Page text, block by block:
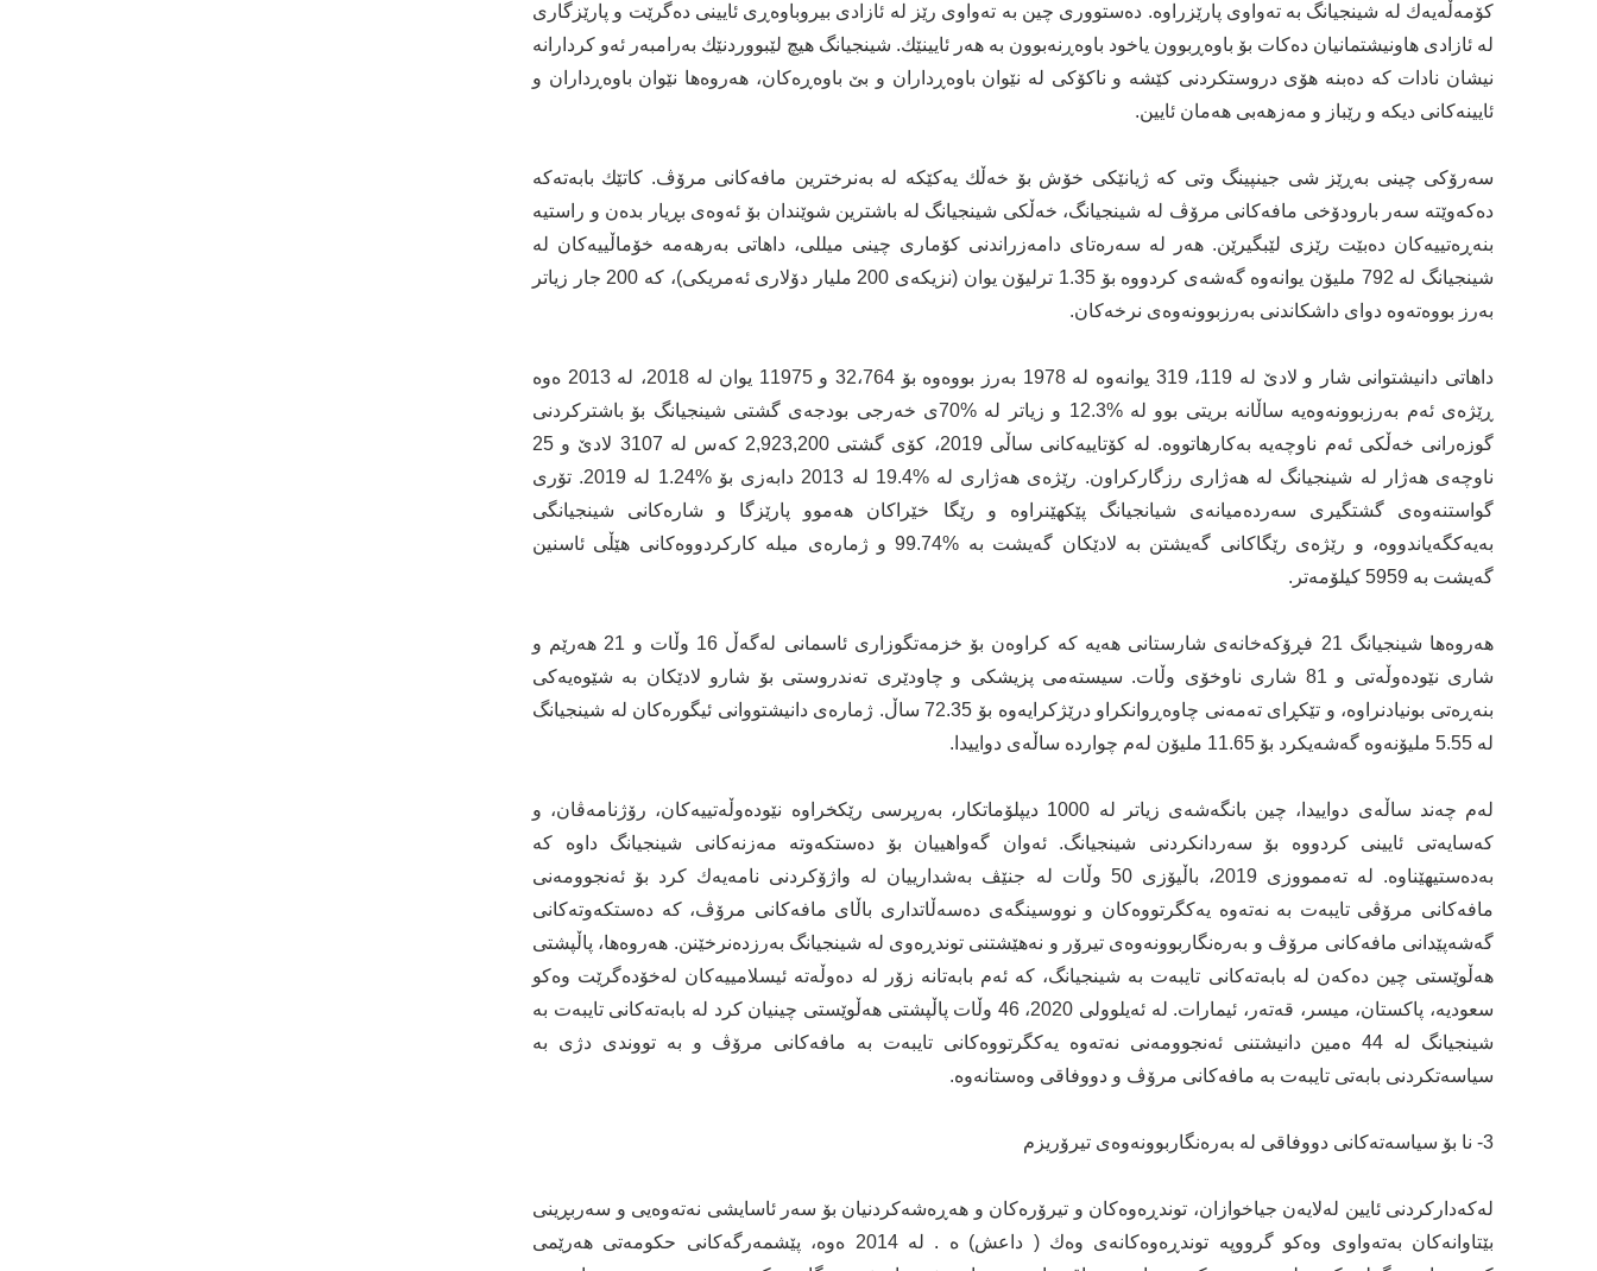
كۆمه‌ڵه‌یه‌ك له‌ شینجیانگ به‌ ته‌واوی پارێزراوه‌. ده‌ستووری چین به‌ ته‌واوی رێز له‌ ئازادی بیروباوه‌ڕی ئایینی ده‌گرێت و پارێزگاری
له‌ ئازادی هاونیشتمانیان ده‌كات بۆ باوه‌ڕبوون یاخود باوه‌ڕنه‌بوون به‌ هه‌ر ئایینێك. شینجیانگ هیچ لێبووردنێك به‌رامبه‌ر ئه‌و كردارانه‌
نیشان نادات كه‌ ده‌بنه‌ هۆی دروستكردنی كێشه‌ و ناكۆكی له‌ نێوان باوه‌ڕداران و بێ باوه‌ڕه‌كان، هه‌روه‌ها نێوان باوه‌ڕداران و
ئایینه‌كانی دیکە و رێباز و مه‌زهه‌بی هه‌مان ئایین.
سه‌رۆكی چینی به‌ڕێز شی جینپینگ وتی كه‌ ژیانێكی خۆش بۆ خه‌ڵك یه‌كێكه‌ له‌ به‌نرخترین مافه‌كانی مرۆڤ‌. كاتێك بابه‌ته‌كه‌
ده‌كه‌وێته‌‌ سه‌ر بارودۆخی مافه‌كانی مرۆڤ له‌ شینجیانگ، خه‌ڵكی شینجیانگ له‌ باشترین شوێندان بۆ ئه‌وه‌ی بڕیار بده‌ن و راستیه‌
بنه‌ڕه‌تییه‌كان ده‌بێت رێزی لێبگیرێن. هه‌ر له‌ سه‌ره‌تای دامه‌زراندنی كۆماری چینی میللی، داهاتی به‌رهه‌مه‌ خۆماڵییه‌كان له‌
شینجیانگ له‌ 792 ملیۆن یوانه‌وه‌ گه‌شه‌ی كردووه‌ بۆ 1.35 ترلیۆن یوان (نزیكه‌ی 200 ملیار دۆلاری ئه‌مریكی)، كه‌ 200 جار زیاتر
به‌رز بووه‌ته‌وه‌ دوای داشكاندنی به‌رزبوونه‌وه‌ی نرخه‌كان.
داهاتی دانیشتوانی شار و لادێ له‌ 119، 319 یوانه‌وه‌ له‌ 1978 به‌رز بووه‌وه‌ بۆ 32،764 و 11975 یوان له‌ 2018، له‌ 2013 ه‌وه‌
ڕێژه‌ی ئه‌م به‌رزبوونه‌وه‌یه‌ ساڵانه‌ بریتی بوو له‌ %12.3 و زیاتر له‌ %70ی خه‌رجی بودجه‌ی گشتی شینجیانگ بۆ باشتركردنی
گوزه‌رانی خه‌ڵكی ئه‌م ناوچه‌یه‌ به‌كارهاتووه‌. له‌ كۆتاییه‌كانی ساڵی 2019، كۆی گشتی 2,923,200 كه‌س له‌ 3107 لادێ و 25
ناوچه‌ی هه‌ژار له‌ شینجیانگ له‌ هه‌ژاری رزگاركراون. رێژه‌ی هه‌ژاری له‌ %19.4 له‌ 2013 دابه‌زی بۆ %1.24 له‌ 2019. تۆری
گواستنه‌وه‌ی گشتگیری سه‌رده‌میانه‌ی شیانجیانگ پێكهێنراوه‌ و رێگا خێراكان هه‌موو پارێزگا و شاره‌كانی شینجیانگی
به‌یه‌كگه‌یاندووه‌، و رێژه‌ی رێگاكانی گه‌یشتن به‌ لادێكان گه‌یشت به‌ %99.74 و ژماره‌ی میله‌ كاركردووه‌كانی هێڵی ئاسنین
گه‌یشت به‌ 5959 كیلۆمه‌تر.
هه‌روه‌ها شینجیانگ 21 فڕۆكه‌خانه‌ی شارستانی هه‌یه‌ كه‌ كراوه‌ن بۆ خزمه‌تگوزاری ئاسمانی له‌گه‌ڵ 16 وڵات و 21 هه‌رێم و
شاری نێوده‌وڵه‌تی و 81 شاری ناوخۆی وڵات. سیسته‌می پزیشكی و چاودێری ته‌ندروستی بۆ شارو لادێكان به‌ شێوه‌یه‌كی
بنه‌ڕه‌تی بونیادنراوه‌، و تێكڕای ته‌مه‌نی چاوه‌ڕوانكراو درێژكرایه‌وه‌ بۆ 72.35 ساڵ. ژماره‌ی دانیشتووانی ئیگوره‌كان له‌ شینجیانگ
له‌ 5.55 ملیۆنه‌وه‌ گه‌شه‌یكرد بۆ 11.65 ملیۆن له‌م چوارده‌ ساڵه‌ی دواییدا.
له‌م چه‌ند ساڵه‌ی دواییدا، چین بانگەشه‌ی زیاتر له‌ 1000 دیپلۆماتكار، به‌رپرسی رێكخراوه‌ نێوده‌وڵه‌تییه‌كان، رۆژنامه‌ڤان، و
كه‌سایه‌تی ئایینی كردووه‌ بۆ سه‌ردانكردنی شینجیانگ. ئه‌وان گه‌واهییان بۆ ده‌ستكه‌وته‌ مه‌زنه‌كانی شینجیانگ داوه‌ كه‌
به‌ده‌ستیهێناوه‌. له‌ ته‌ممووزی 2019، باڵیۆزی 50 وڵات له‌ جنێڤ به‌شدارییان له‌ واژۆكردنی نامه‌یه‌ك كرد بۆ ئه‌نجوومه‌نی
مافه‌كانی مرۆڤی تایبه‌ت به‌ نه‌ته‌وه‌ یه‌كگرتووه‌كان و نووسینگه‌ی ده‌سه‌ڵاتداری باڵای مافه‌كانی مرۆڤ، كه‌ ده‌ستكه‌وته‌كانی
گه‌شه‌پێدانی مافه‌كانی مرۆڤ و به‌ره‌نگاربوونه‌وه‌ی تیرۆر و نه‌هێشتنی توندڕه‌وی له‌ شینجیانگ به‌رزده‌نرخێنن. هه‌روه‌ها، پاڵپشتی
هه‌ڵوێستی چین ده‌كه‌ن له‌ بابه‌ته‌كانی تایبه‌ت به‌ شینجیانگ، كه‌ ئه‌م بابه‌تانه‌ زۆر له‌ ده‌وڵه‌ته‌ ئیسلامییه‌كان له‌خۆده‌گرێت وه‌كو
سعودیه‌، پاكستان، میسر، قه‌ته‌ر، ئیمارات. له‌ ئه‌یلوولی 2020، 46 وڵات پاڵپشتی هه‌ڵوێستی چینیان كرد له‌ بابه‌ته‌كانی تایبه‌ت به‌
شینجیانگ له‌ 44 ە‌مین دانیشتنی ئه‌نجوومه‌نی نه‌ته‌وه‌ یه‌كگرتووه‌كانی تایبه‌ت به‌ مافه‌كانی مرۆڤ و به‌ تووندی دژی به‌
سیاسه‌تكردنی بابه‌تی تایبه‌ت به‌ مافه‌كانی مرۆڤ و دووفاقی وه‌ستانه‌وه‌.
3- نا بۆ سیاسه‌ته‌كانی دووفاقی له‌ به‌ره‌نگاربوونه‌وه‌ی تیرۆریزم
له‌كه‌داركردنی ئایین له‌لایه‌ن جیاخوازان، توندڕه‌وه‌كان و تیرۆره‌كان و هه‌ڕه‌شه‌كردنیان بۆ سه‌ر ئاسایشی نه‌ته‌وه‌یی و سه‌ربڕینی
بێتاوانه‌كان به‌ته‌واوی وه‌كو گرووپه‌ توندڕه‌وه‌كانه‌ی وه‌ك ( داعش) ه‌ . له‌ 2014 ه‌وه‌، پێشمه‌رگه‌كانی حكومه‌تی هه‌رێمی